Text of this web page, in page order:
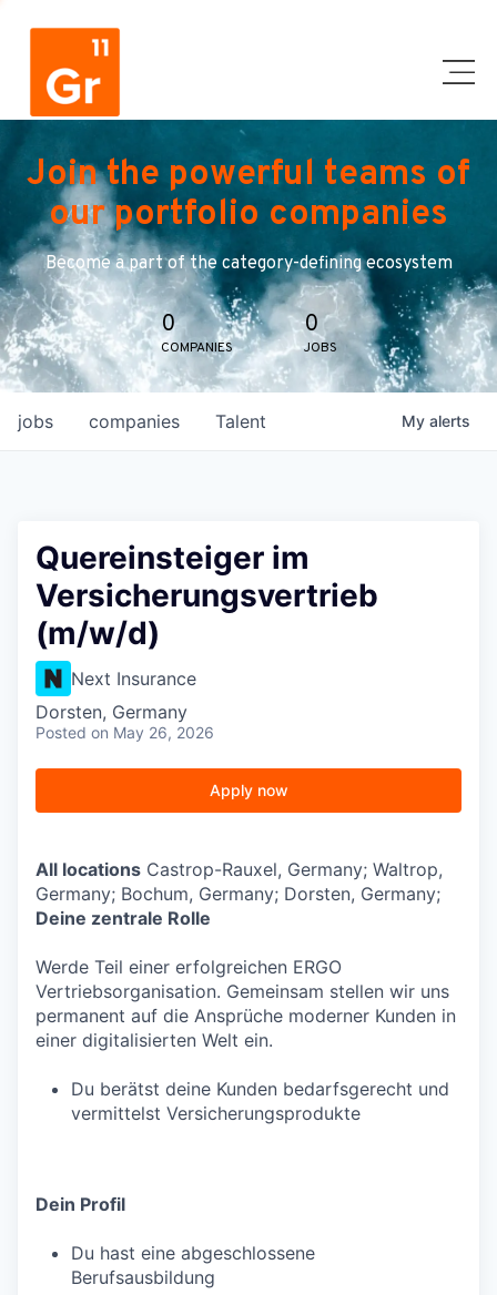
Join the powerful teams of
our portfolio companies
Become a part of the category-defining ecosystem
0
COMPANIES
0
JOBS
jobs companies Talent My alerts
Quereinsteiger im
Versicherungsvertrieb
(m/w/d)
Next Insurance
Dorsten, Germany
Posted on May 26, 2026
Apply now
All locations Castrop-Rauxel, Germany; Waltrop,
Germany; Bochum, Germany; Dorsten, Germany;
Deine zentrale Rolle
Werde Teil einer erfolgreichen ERGO
Vertriebsorganisation. Gemeinsam stellen wir uns
permanent auf die Ansprüche moderner Kunden in
einer digitalisierten Welt ein.
Du berätst deine Kunden bedarfsgerecht und
vermittelst Versicherungsprodukte
Dein Profil
Du hast eine abgeschlossene
Berufsausbildung